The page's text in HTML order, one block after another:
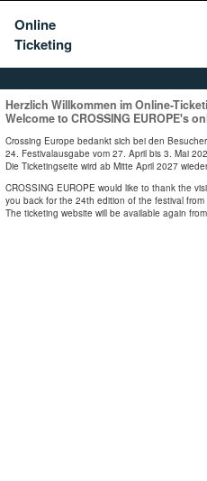
Online
Ticketing
Herzlich Willkommen im Online-
Welcome to CROSSING EUROPE's
Crossing Europe bedankt sich bei den
24. Festivalausgabe vom 27. April bis 3. Mai
Die Ticketingseite wird ab Mitte April 2027
CROSSING EUROPE would like to thank the
you back for the 24th edition of the festival
The ticketing website will be available again